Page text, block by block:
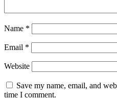
Name *
Email *
Website
Save my name, email, and
time I comment.